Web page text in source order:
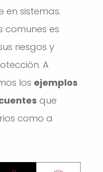
en sistemas.
comunes es
riesgos y
A
los ejemplos
que
como a